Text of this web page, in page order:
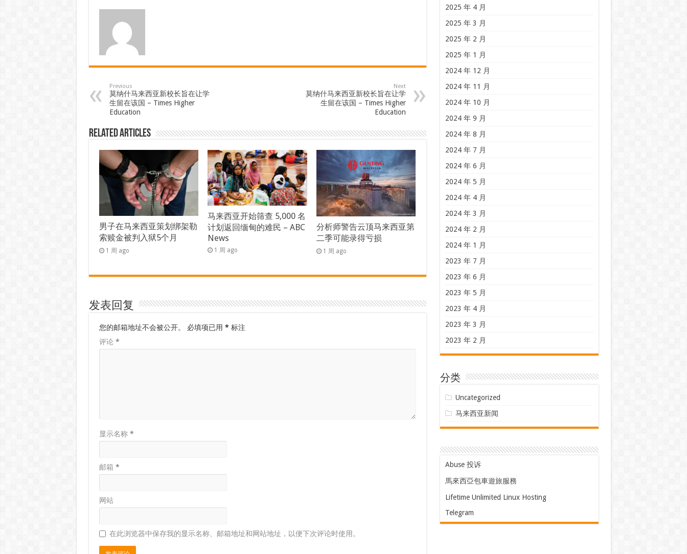
Previous
莫纳什马来西亚新校长旨在让学
生留在该国 – Times Higher
Education
Next
莫纳什马来西亚新校长旨在让学
生留在该国 – Times Higher
Education
Related Articles
男子在马来西亚策划绑架勒
索赎金被判入狱5个月
1 周 ago
马来西亚开始筛查 5,000 名
计划返回缅甸的难民 – ABC
News
1 周 ago
分析师警告云顶马来西亚第
二季可能录得亏损
1 周 ago
发表回复
您的邮箱地址不会被公开。 必填项已用 * 标注
评论 *
显示名称 *
邮箱 *
网站
在此浏览器中保存我的显示名称、邮箱地址和网站地址，以便下次评论时使用。
2025 年 4 月
2025 年 3 月
2025 年 2 月
2025 年 1 月
2024 年 12 月
2024 年 11 月
2024 年 10 月
2024 年 9 月
2024 年 8 月
2024 年 7 月
2024 年 6 月
2024 年 5 月
2024 年 4 月
2024 年 3 月
2024 年 2 月
2024 年 1 月
2023 年 7 月
2023 年 6 月
2023 年 5 月
2023 年 4 月
2023 年 3 月
2023 年 2 月
分类
Uncategorized
马来西亚新闻
Abuse 投诉
馬來西亞包車遊旅服務
Lifetime Unlimited Linux Hosting
Telegram